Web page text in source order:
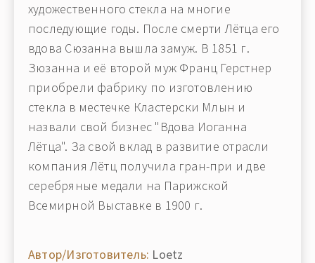
художественного стекла на многие
последующие годы. После смерти Лётца его
вдова Сюзанна вышла замуж. В 1851 г.
Зюзанна и её второй муж Франц Герстнер
приобрели фабрику по изготовлению
стекла в местечке Кластерски Млын и
назвали свой бизнес "Вдова Иоганна
Лётца". За свой вклад в развитие отрасли
компания Лётц получила гран-при и две
серебряные медали на Парижской
Всемирной Выставке в 1900 г.
Автор/Изготовитель: Loetz